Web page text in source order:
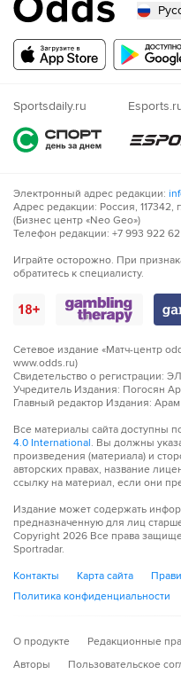
Sportsdaily.ru
Электронный адрес редакции:
Адрес редакции: Россия, 117342,
(Бизнес центр «Neo Geo»)
Телефон редакции: +7 993 922
Играйте осторожно. При
обратитесь к специалисту.
Сетевое издание «Матч-центр
www.odds.ru)
Свидетельство о регистрации:
Учредитель Издания: Погосян
Главный редактор Издания:
Все материалы сайта доступны
4.0 International. Вы должны
произведения (материала) и
авторских правах, название
ссылку на материал, если они
Издание может содержать
предназначенную для лиц
Copyright 2026 Все права
Sportradar.
Контакты
Карта сайта
Политика конфиденциальности
О продукте Редакционные
Авторы
Пользовательское